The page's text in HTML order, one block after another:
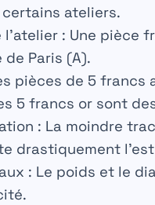
ateliers.
l’atelier : Une pièce
de Paris (A).
pièces de 5 francs
5 francs or sont
: La moindre
drastiquement
: Le poids et le